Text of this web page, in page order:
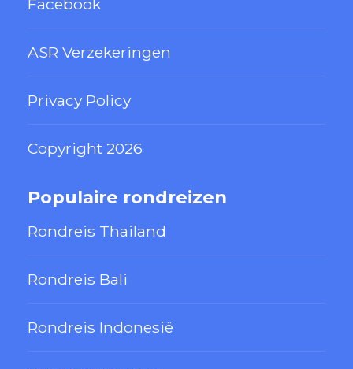
Facebook
ASR Verzekeringen
Privacy Policy
Copyright 2026
Populaire rondreizen
Rondreis Thailand
Rondreis Bali
Rondreis Indonesië